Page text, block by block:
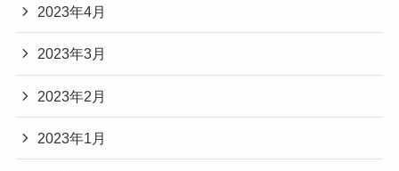
2023年4月
2023年3月
2023年2月
2023年1月